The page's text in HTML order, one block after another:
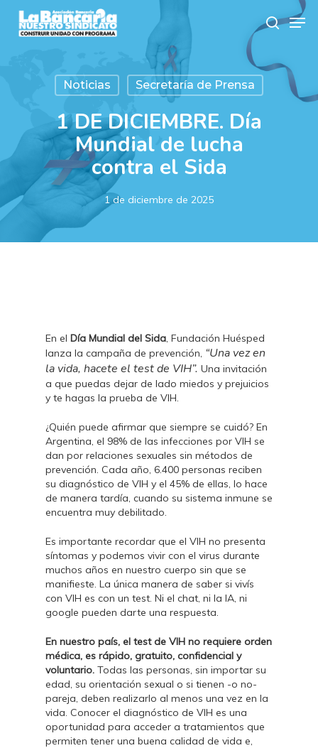
main
search
Noticias Secretaría de Prensa
1 DE DICIEMBRE. Día
Mundial de lucha
contra el Sida
1 de diciembre de 2025
En el Día Mundial del Sida, Fundación Huésped
lanza la campaña de prevención, “Una vez en
la vida, hacete el test de VIH”. Una invitación
a que puedas dejar de lado miedos y prejuicios
y te hagas la prueba de VIH.
¿Quién puede afirmar que siempre se cuidó? En
Argentina, el 98% de las infecciones por VIH se
dan por relaciones sexuales sin métodos de
prevención. Cada año, 6.400 personas reciben
su diagnóstico de VIH y el 45% de ellas, lo hace
de manera tardía, cuando su sistema inmune se
encuentra muy debilitado.
Es importante recordar que el VIH no presenta
síntomas y podemos vivir con el virus durante
muchos años en nuestro cuerpo sin que se
manifieste. La única manera de saber si vivís
con VIH es con un test. Ni el chat, ni la IA, ni
google pueden darte una respuesta.
En nuestro país, el test de VIH no requiere orden
médica, es rápido, gratuito, confidencial y
voluntario. Todas las personas, sin importar su
edad, su orientación sexual o si tienen -o no-
pareja, deben realizarlo al menos una vez en la
vida. Conocer el diagnóstico de VIH es una
oportunidad para acceder a tratamientos que
permiten tener una buena calidad de vida e,